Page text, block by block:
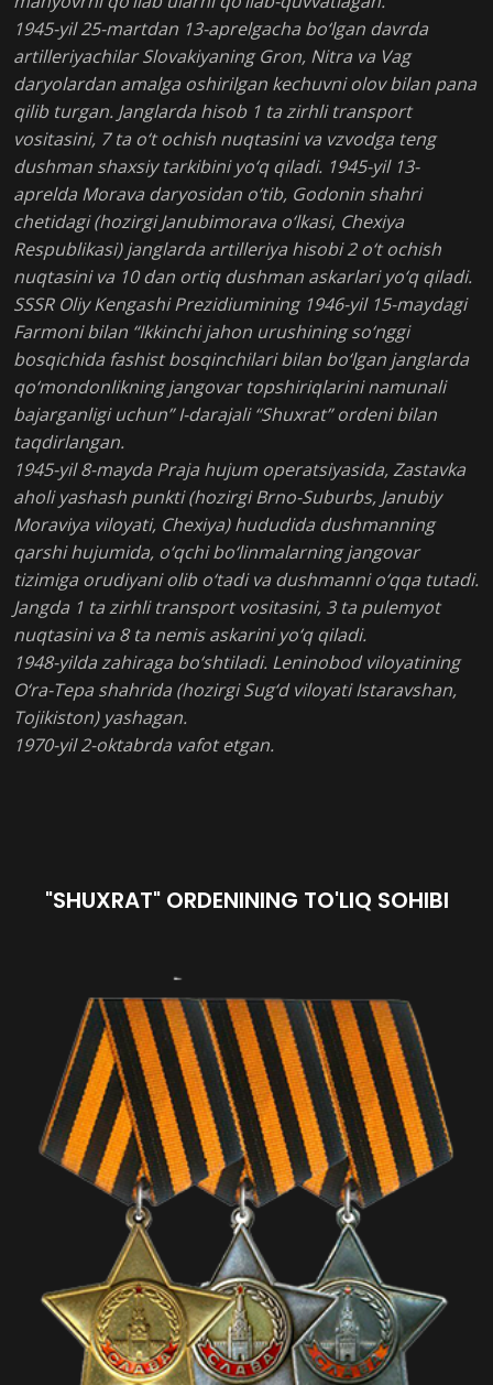
1945-yil 25-martdan 13-aprelgacha bo‘lgan davrda
artilleriyachilar Slovakiyaning Gron, Nitra va Vag
daryolardan amalga oshirilgan kechuvni olov bilan pana
qilib turgan. Janglarda hisob 1 ta zirhli transport
vositasini, 7 ta o‘t ochish nuqtasini va vzvodga teng
dushman shaxsiy tarkibini yo‘q qiladi. 1945-yil 13-
aprelda Morava daryosidan o‘tib, Godonin shahri
chetidagi (hozirgi Janubimorava o‘lkasi, Chexiya
Respublikasi) janglarda artilleriya hisobi 2 o‘t ochish
nuqtasini va 10 dan ortiq dushman askarlari yo‘q qiladi.
SSSR Oliy Kengashi Prezidiumining 1946-yil 15-maydagi
Farmoni bilan “Ikkinchi jahon urushining so‘nggi
bosqichida fashist bosqinchilari bilan bo‘lgan janglarda
qo‘mondonlikning jangovar topshiriqlarini namunali
bajarganligi uchun” I-darajali “Shuxrat” ordeni bilan
taqdirlangan.
1945-yil 8-mayda Praja hujum operatsiyasida, Zastavka
aholi yashash punkti (hozirgi Brno-Suburbs, Janubiy
Moraviya viloyati, Chexiya) hududida dushmanning
qarshi hujumida, o‘qchi bo‘linmalarning jangovar
tizimiga orudiyani olib o‘tadi va dushmanni o‘qqa tutadi.
Jangda 1 ta zirhli transport vositasini, 3 ta pulemyot
nuqtasini va 8 ta nemis askarini yo‘q qiladi.
1948-yilda zahiraga bo‘shtiladi. Leninobod viloyatining
O‘ra-Tepa shahrida (hozirgi Sug‘d viloyati Istaravshan,
Tojikiston) yashagan.
1970-yil 2-oktabrda vafot etgan.
"SHUXRAT" ORDENINING TO'LIQ SOHIBI